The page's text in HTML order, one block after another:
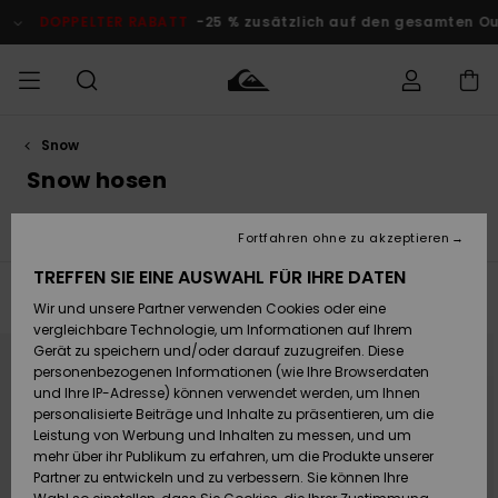
Produkt
springen
DOPPELTER RABATT -25 % zusätzlich auf den gesamten
MÄNNER
Accessoires
Schuhe&
Flip-Flops
Surf
Snow
JUNGEN
Accessoires
Schuhe&
Flip-Flops
Surf
Snow
FRAUEN
Brandneu
Highlights
Snow
SURF
Kinder
Highlights
Community
SNOW
Kinder
Snow Shop
Damen
Highlights
DOPPELTER
RABATT
KINDER
Outlet
Frauen
Versand
Retouren
Bezahlung
Geschenkkarte
Quiksilver
Snow
Snow hosen
Snow Handschuhe Fleeces
Filterkriterien
springen
Überspringen
TREFFEN SIE EINE AUSWAHL FÜR IHRE DATEN
Wir und unsere Partner verwenden Cookies oder eine
vergleichbare Technologie, um Informationen auf Ihrem
Gerät zu speichern und/oder darauf zuzugreifen. Diese
personenbezogenen Informationen (wie Ihre Browserdaten
und Ihre IP-Adresse) können verwendet werden, um Ihnen
personalisierte Beiträge und Inhalte zu präsentieren, um die
Leistung von Werbung und Inhalten zu messen, und um
mehr über ihr Publikum zu erfahren, um die Produkte unserer
Partner zu entwickeln und zu verbessern. Sie können Ihre
Fortfahren ohne zu akzeptieren